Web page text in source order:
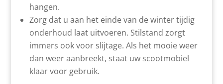
hangen.
Zorg dat u aan het einde van de winter tijdig
onderhoud laat uitvoeren. Stilstand zorgt
immers ook voor slijtage. Als het mooie weer
dan weer aanbreekt, staat uw scootmobiel
klaar voor gebruik.